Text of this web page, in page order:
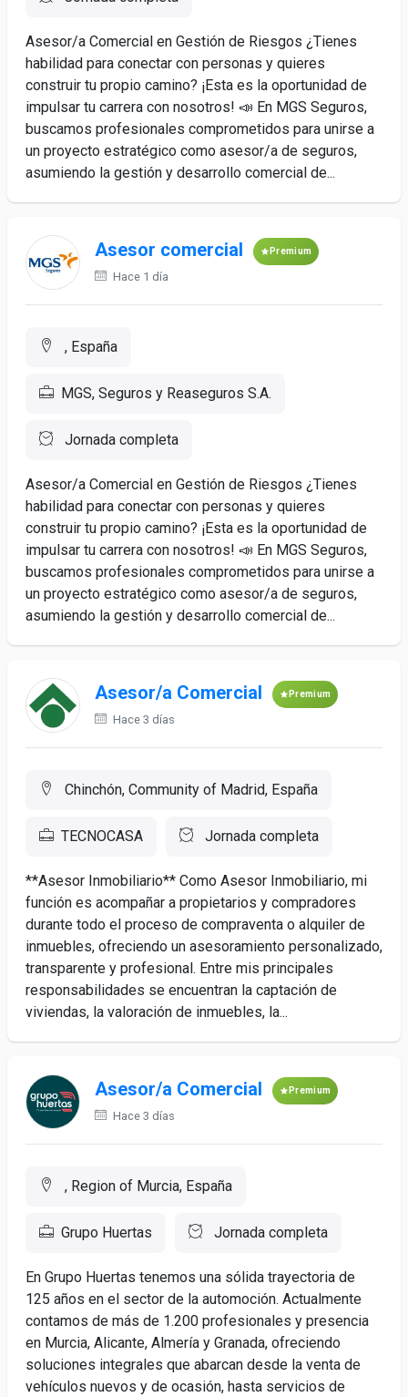
Asesor/a Comercial en Gestión de Riesgos ¿Tienes
habilidad para conectar con personas y quieres
construir tu propio camino? ¡Esta es la oportunidad de
impulsar tu carrera con nosotros! 📣 En MGS Seguros,
buscamos profesionales comprometidos para unirse a
un proyecto estratégico como asesor/a de seguros,
asumiendo la gestión y desarrollo comercial de...
Asesor comercial Premium
Hace 1 día
, España
MGS, Seguros y Reaseguros S.A.
Jornada completa
Asesor/a Comercial en Gestión de Riesgos ¿Tienes
habilidad para conectar con personas y quieres
construir tu propio camino? ¡Esta es la oportunidad de
impulsar tu carrera con nosotros! 📣 En MGS Seguros,
buscamos profesionales comprometidos para unirse a
un proyecto estratégico como asesor/a de seguros,
asumiendo la gestión y desarrollo comercial de...
Asesor/a Comercial Premium
Hace 3 días
Chinchón, Community of Madrid, España
TECNOCASA Jornada completa
**Asesor Inmobiliario** Como Asesor Inmobiliario, mi
función es acompañar a propietarios y compradores
durante todo el proceso de compraventa o alquiler de
inmuebles, ofreciendo un asesoramiento personalizado,
transparente y profesional. Entre mis principales
responsabilidades se encuentran la captación de
viviendas, la valoración de inmuebles, la...
Asesor/a Comercial Premium
Hace 3 días
, Region of Murcia, España
Grupo Huertas Jornada completa
En Grupo Huertas tenemos una sólida trayectoria de
125 años en el sector de la automoción. Actualmente
contamos de más de 1.200 profesionales y presencia
en Murcia, Alicante, Almería y Granada, ofreciendo
soluciones integrales que abarcan desde la venta de
vehículos nuevos y de ocasión, hasta servicios de